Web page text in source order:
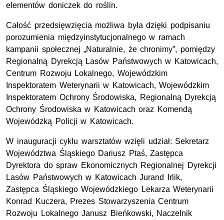
elementów doniczek do roślin.
Całość przedsięwzięcia możliwa była dzięki podpisaniu
porozumienia międzyinstytucjonalnego w ramach
kampanii społecznej „Naturalnie, że chronimy”, pomiędzy
Regionalną Dyrekcją Lasów Państwowych w Katowicach,
Centrum Rozwoju Lokalnego, Wojewódzkim
Inspektoratem Weterynarii w Katowicach, Wojewódzkim
Inspektoratem Ochrony Środowiska, Regionalną Dyrekcją
Ochrony Środowiska w Katowicach oraz Komendą
Wojewódzką Policji w Katowicach.
W inauguracji cyklu warsztatów wzięli udział: Sekretarz
Województwa Śląskiego Dariusz Ptaś, Zastępca
Dyrektora do spraw Ekonomicznych Regionalnej Dyrekcji
Lasów Państwowych w Katowicach Jurand Irlik,
Zastępca Śląskiego Wojewódzkiego Lekarza Weterynarii
Konrad Kuczera, Prezes Stowarzyszenia Centrum
Rozwoju Lokalnego Janusz Bieńkowski, Naczelnik